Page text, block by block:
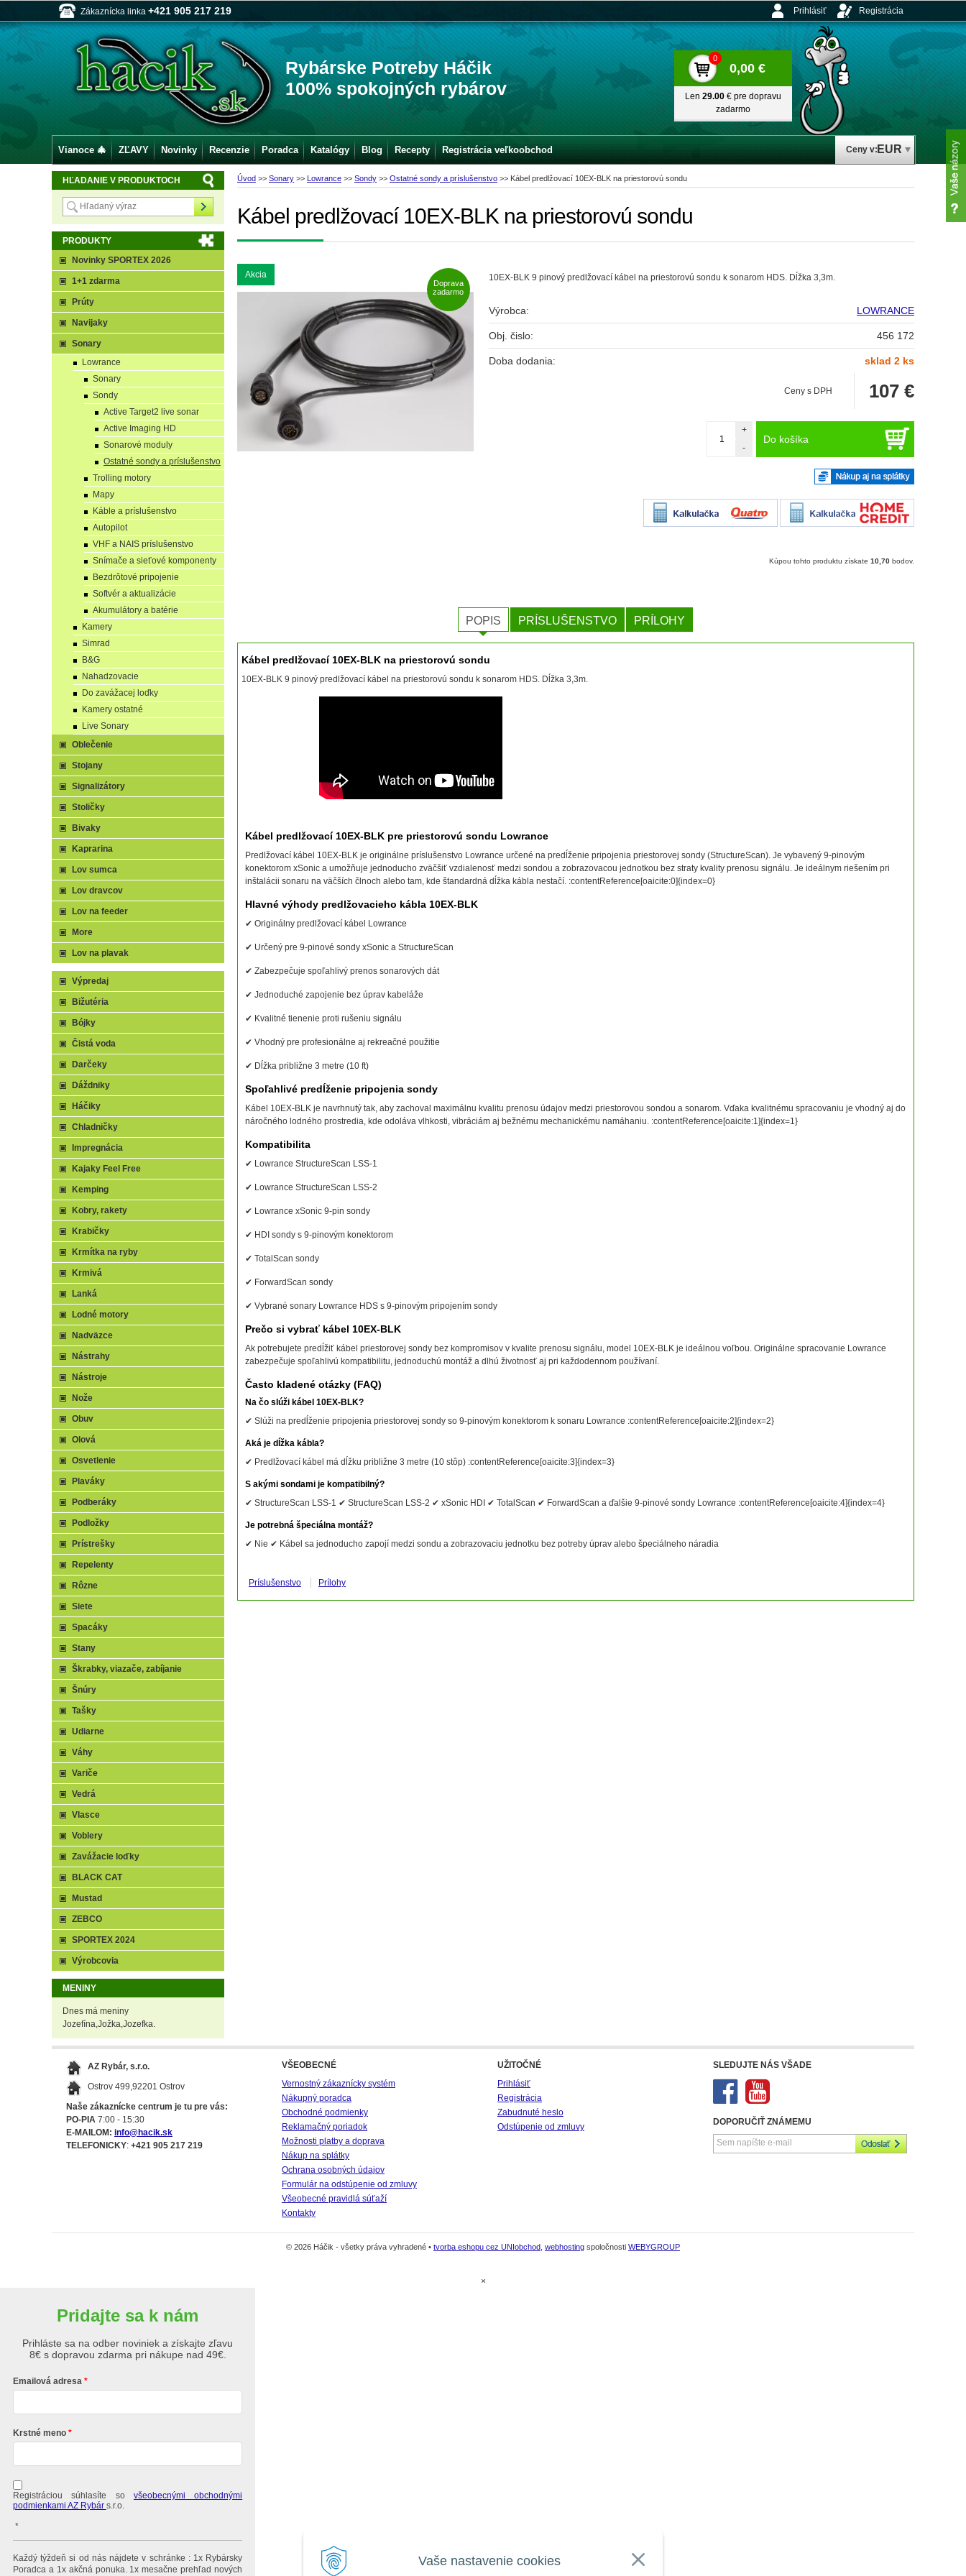
Vaše nastavenie cookies
Zákaznícka linka +421 905 217 219
Rybárske Potreby Háčik
100% spokojných rybárov
Ceny v: EUR
Prihlásiť Registrácia
0
0,00 €
Len 29.00 € pre dopravu
zadarmo
Úvod >> Sonary >> Lowrance >> Sondy >> Ostatné sondy a príslušenstvo >> Kábel predlžovací 10EX-BLK na priestorovú sondu
Kábel predlžovací 10EX-BLK na priestorovú sondu
Doprava
zadarmo
Akcia 10EX-BLK 9 pinový predlžovací kábel na priestorovú sondu k sonarom HDS. Dĺžka 3,3m.
Výrobca: LOWRANCE
Obj. čislo: 456 172
Doba dodania: sklad 2 ks
Ceny s DPH 107 €
Do košíka
-
+
Kúpou tohto produktu získate 10,70 bodov.
POPIS PRÍSLUŠENSTVO PRÍLOHY
Kábel predlžovací 10EX-BLK na priestorovú sondu
10EX-BLK 9 pinový predlžovací kábel na priestorovú sondu k sonarom HDS. Dĺžka 3,3m.
Kábel predlžovací 10EX-BLK pre priestorovú sondu Lowrance
Predlžovací kábel 10EX-BLK je originálne príslušenstvo Lowrance určené na predĺženie pripojenia priestorovej sondy (StructureScan). Je vybavený 9-pinovým
konektorom xSonic a umožňuje jednoducho zväčšiť vzdialenosť medzi sondou a zobrazovacou jednotkou bez straty kvality prenosu signálu. Je ideálnym riešením pri
inštalácii sonaru na väčších člnoch alebo tam, kde štandardná dĺžka kábla nestačí. :contentReference[oaicite:0]{index=0}
Hlavné výhody predlžovacieho kábla 10EX-BLK
✔ Originálny predlžovací kábel Lowrance
✔ Určený pre 9-pinové sondy xSonic a StructureScan
✔ Zabezpečuje spoľahlivý prenos sonarových dát
✔ Jednoduché zapojenie bez úprav kabeláže
✔ Kvalitné tienenie proti rušeniu signálu
✔ Vhodný pre profesionálne aj rekreačné použitie
✔ Dĺžka približne 3 metre (10 ft)
Spoľahlivé predĺženie pripojenia sondy
Kábel 10EX-BLK je navrhnutý tak, aby zachoval maximálnu kvalitu prenosu údajov medzi priestorovou sondou a sonarom. Vďaka kvalitnému spracovaniu je vhodný aj do
náročného lodného prostredia, kde odoláva vlhkosti, vibráciám aj bežnému mechanickému namáhaniu. :contentReference[oaicite:1]{index=1}
Kompatibilita
✔ Lowrance StructureScan LSS-1
✔ Lowrance StructureScan LSS-2
✔ Lowrance xSonic 9-pin sondy
✔ HDI sondy s 9-pinovým konektorom
✔ TotalScan sondy
✔ ForwardScan sondy
✔ Vybrané sonary Lowrance HDS s 9-pinovým pripojením sondy
Prečo si vybrať kábel 10EX-BLK
Ak potrebujete predĺžiť kábel priestorovej sondy bez kompromisov v kvalite prenosu signálu, model 10EX-BLK je ideálnou voľbou. Originálne spracovanie Lowrance
zabezpečuje spoľahlivú kompatibilitu, jednoduchú montáž a dlhú životnosť aj pri každodennom používaní.
Často kladené otázky (FAQ)
Na čo slúži kábel 10EX-BLK?
✔ Slúži na predĺženie pripojenia priestorovej sondy so 9-pinovým konektorom k sonaru Lowrance :contentReference[oaicite:2]{index=2}
Aká je dĺžka kábla?
✔ Predlžovací kábel má dĺžku približne 3 metre (10 stôp) :contentReference[oaicite:3]{index=3}
S akými sondami je kompatibilný?
✔ StructureScan LSS-1 ✔ StructureScan LSS-2 ✔ xSonic HDI ✔ TotalScan ✔ ForwardScan a ďalšie 9-pinové sondy Lowrance :contentReference[oaicite:4]{index=4}
Je potrebná špeciálna montáž?
✔ Nie ✔ Kábel sa jednoducho zapojí medzi sondu a zobrazovaciu jednotku bez potreby úprav alebo špeciálneho náradia
Príslušenstvo Prílohy
HĽADANIE V PRODUKTOCH
PRODUKTY
Novinky SPORTEX 2026
1+1 zdarma
Prúty
Navijaky
Sonary
Lowrance
Sonary
Sondy
Active Target2 live sonar
Active Imaging HD
Sonarové moduly
Ostatné sondy a príslušenstvo
Trolling motory
Mapy
Káble a príslušenstvo
Autopilot
VHF a NAIS príslušenstvo
Snímače a sieťové komponenty
Bezdrôtové pripojenie
Softvér a aktualizácie
Akumulátory a batérie
Kamery
Simrad
B&G
Nahadzovacie
Do zavážacej loďky
Kamery ostatné
Live Sonary
Oblečenie
Stojany
Signalizátory
Stoličky
Bivaky
Kaprarina
Lov sumca
Lov dravcov
Lov na feeder
More
Lov na plavak
Výpredaj
Bižutéria
Bójky
Čistá voda
Darčeky
Dáždniky
Háčiky
Chladničky
Impregnácia
Kajaky Feel Free
Kemping
Kobry, rakety
Krabičky
Krmítka na ryby
Krmivá
Lanká
Lodné motory
Nadväzce
Nástrahy
Nástroje
Nože
Obuv
Olová
Osvetlenie
Plaváky
Podberáky
Podložky
Prístrešky
Repelenty
Rôzne
Siete
Spacáky
Stany
Škrabky, viazače, zabíjanie
Šnúry
Tašky
Udiarne
Váhy
Variče
Vedrá
Vlasce
Voblery
Zavážacie loďky
BLACK CAT
Mustad
ZEBCO
SPORTEX 2024
Výrobcovia
MENINY
Dnes má meniny
Jozefína,Jožka,Jozefka.
Vianoce 🎄 ZĽAVY Novinky Recenzie Poradca Katalógy Blog Recepty Registrácia veľkoobchod
AZ Rybár, s.r.o.
Ostrov 499,92201 Ostrov
Naše zákaznícke centrum je tu pre vás:
PO-PIA 7:00 - 15:30
E-MAILOM: info@hacik.sk
TELEFONICKY: +421 905 217 219
VŠEOBECNÉ
Vernostný zákaznícky systém
Nákupný poradca
Obchodné podmienky
Reklamačný poriadok
Možnosti platby a doprava
Nákup na splátky
Ochrana osobných údajov
Formulár na odstúpenie od zmluvy
Všeobecné pravidlá súťaží
Kontakty
UŽITOČNÉ
Prihlásiť
Registrácia
Zabudnuté heslo
Odstúpenie od zmluvy
SLEDUJTE NÁS VŠADE
DOPORUČIŤ ZNÁMEMU
© 2026 Háčik - všetky práva vyhradené • tvorba eshopu cez UNIobchod webhosting spoločnosti WEBYGROUP
×
Pridajte sa k nám
Prihláste sa na odber noviniek a získajte zľavu
8€ s dopravou zdarma pri nákupe nad 49€.
Emailová adresa
Krstné meno
Registráciou súhlasíte so všeobecnými obchodnými
podmienkami AZ Rybár s.r.o.
*
Každý týždeň si od nás nájdete v schránke : 1x Rybársky
Poradca a 1x akčná ponuka. 1x mesačne prehľad nových